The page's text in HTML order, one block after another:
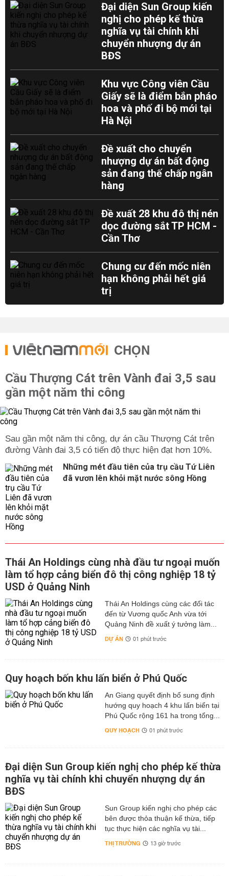
Đại diện Sun Group kiến
nghị cho phép kế thừa
nghĩa vụ tài chính khi
chuyển nhượng dự án
BĐS
Khu vực Công viên Cầu
Giấy sẽ là điểm bắn pháo
hoa và phố đi bộ mới tại
Hà Nội
Đề xuất cho chuyển
nhượng dự án bất động
sản đang thế chấp ngân
hàng
Đề xuất 28 khu đô thị nén
dọc đường sắt TP HCM -
Cần Thơ
Chung cư đến mốc niên
hạn không phải hết giá
trị
CHỌN
Cầu Thượng Cát trên Vành đai 3,5 sau
gần một năm thi công
Sau gần một năm thi công, dự án cầu Thượng Cát trên
đường Vành đai 3,5 có tiến độ thực hiện đạt hơn 10%.
Những mét đầu tiên của trụ cầu Tứ Liên
đã vươn lên khỏi mặt nước sông Hồng
Thái An Holdings cùng nhà đầu tư ngoại muốn
làm tổ hợp cảng biển đô thị công nghiệp 18 tỷ
USD ở Quảng Ninh
Thái An Holdings cùng các đối tác
đến từ Vương quốc Anh vừa tới
Quảng Ninh đề xuất ý tưởng làm...
DỰ ÁN 01 phút trước
Quy hoạch bốn khu lấn biển ở Phú Quốc
An Giang quyết định bổ sung định
hướng quy hoạch 4 khu lấn biển tại
Phú Quốc rộng 161 ha trong tổng...
QUY HOẠCH 01 phút trước
Đại diện Sun Group kiến nghị cho phép kế thừa
nghĩa vụ tài chính khi chuyển nhượng dự án
BĐS
Sun Group kiến nghị cho phép các
bên được thỏa thuận kế thừa, tiếp
tục thực hiện các nghĩa vụ tài...
THỊ TRƯỜNG 13 giờ trước